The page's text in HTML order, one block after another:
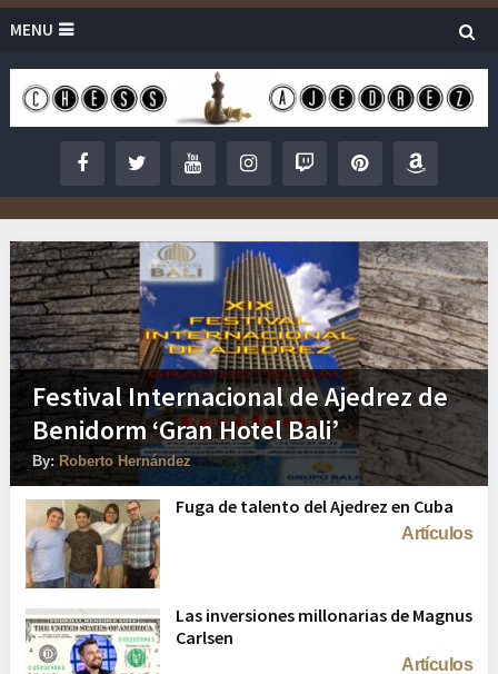
MENU
Festival Internacional de Ajedrez de
Benidorm ‘Gran Hotel Bali’
By: Roberto Hernández
Fuga de talento del Ajedrez en Cuba
Artículos
Las inversiones millonarias de Magnus
Carlsen
Artículos